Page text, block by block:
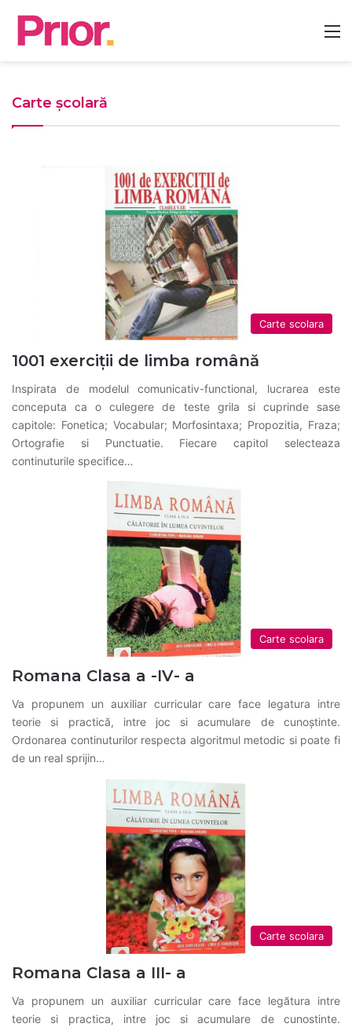
Carte școlară
Carte scolara
1001 exerciții de limba română
Inspirata de modelul comunicativ-functional, lucrarea este
conceputa ca o culegere de teste grila si cuprinde sase
capitole: Fonetica; Vocabular; Morfosintaxa; Propozitia, Fraza;
Ortografie si Punctuatie. Fiecare capitol selecteaza
continuturile specifice…
Carte scolara
Romana Clasa a -IV- a
Va propunem un auxiliar curricular care face legatura intre
teorie si practică, intre joc si acumulare de cunoştinte.
Ordonarea continuturilor respecta algoritmul metodic si poate fi
de un real sprijin…
Carte scolara
Romana Clasa a III- a
Va propunem un auxiliar curricular care face legătura intre
teorie si practica, intre joc si acumulare de cunostinte.